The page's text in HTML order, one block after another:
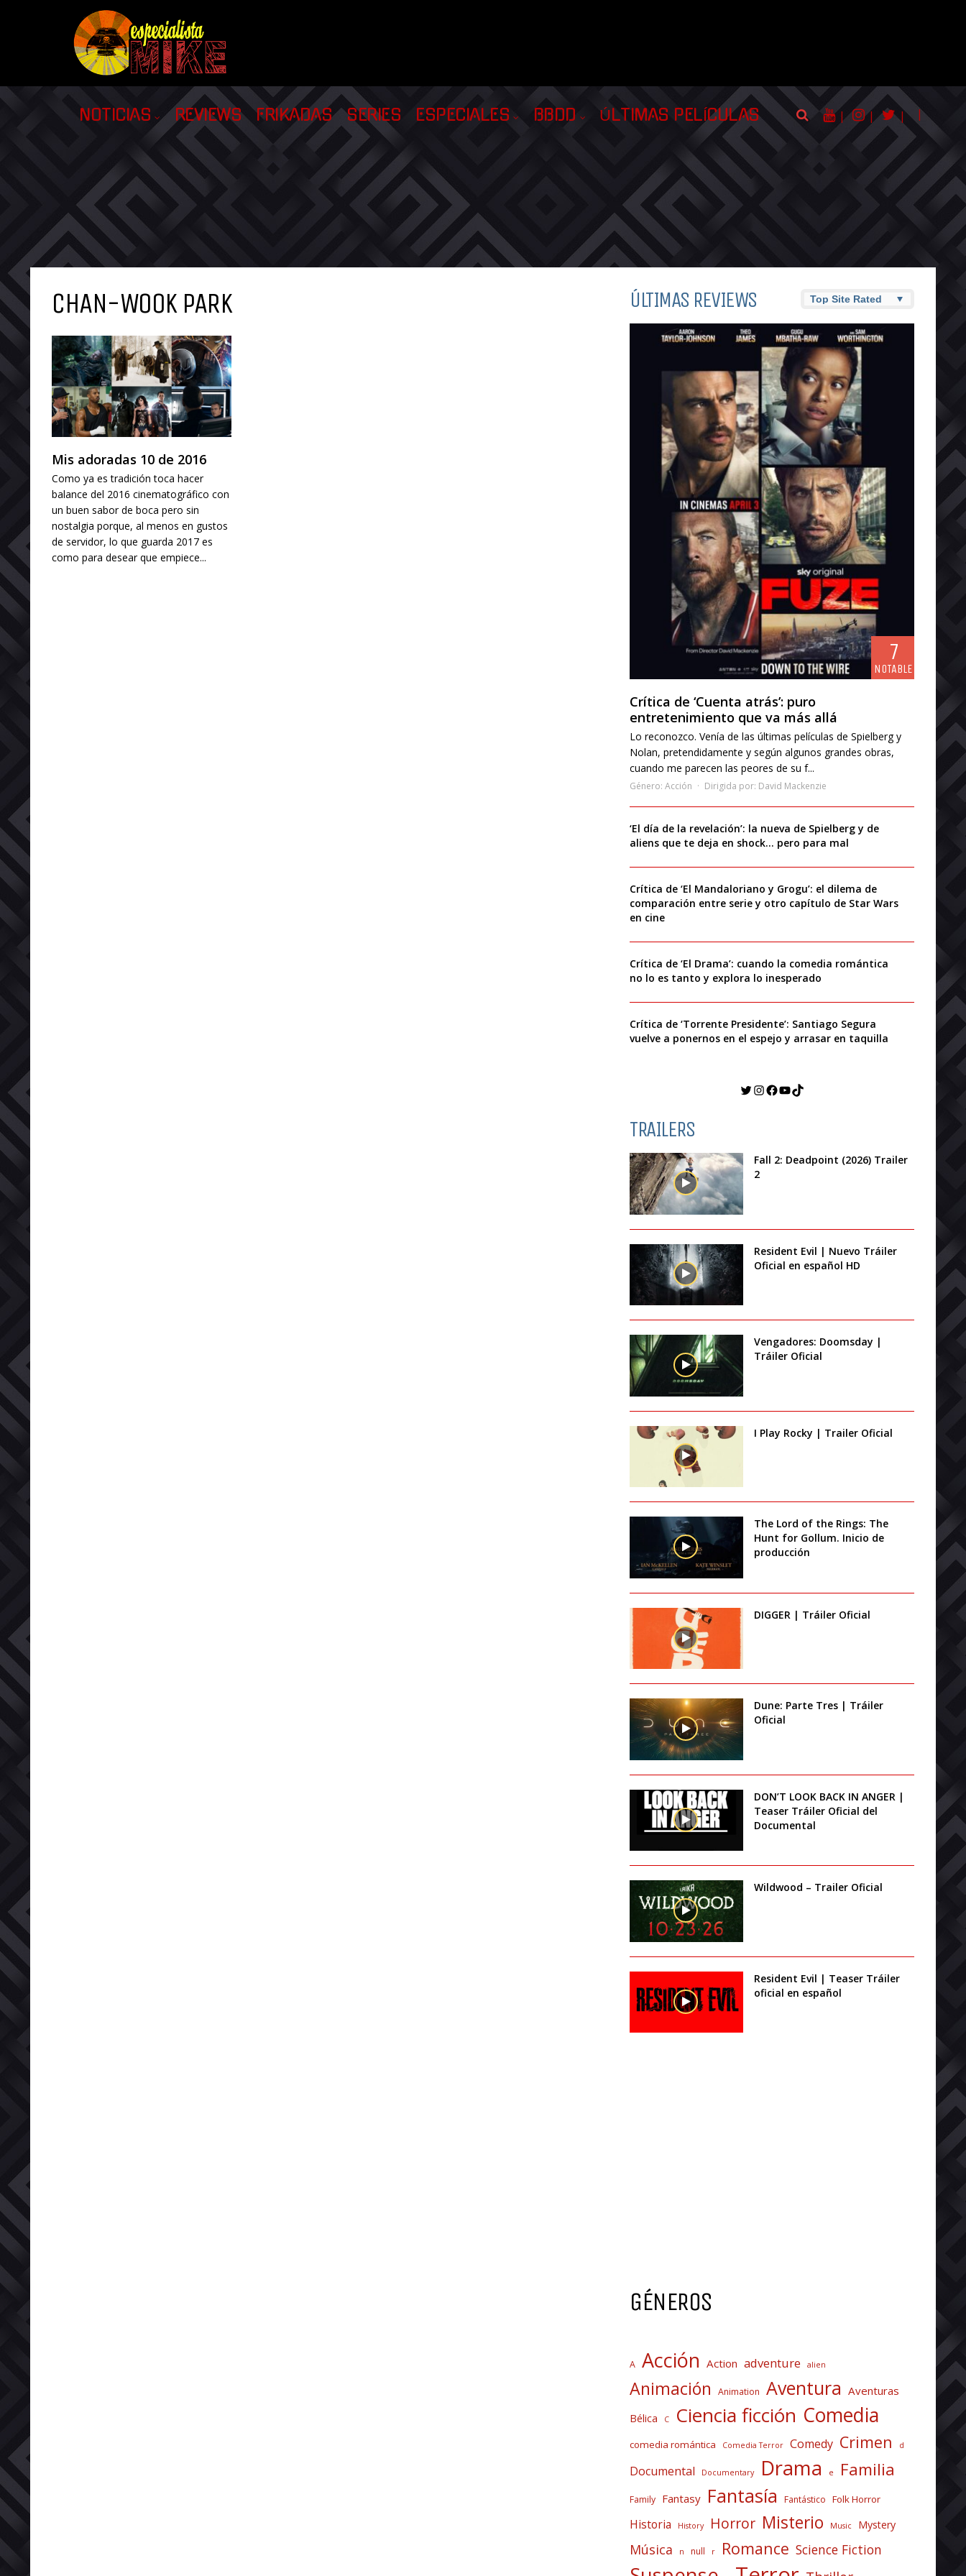
NOTICIAS REVIEWS FRIKADAS SERIES ESPECIALES BBDD ÚLTIMAS PELÍCULAS | | | |
CHAN-WOOK PARK
Mis adoradas 10 de 2016
Como ya es tradición toca hacer
balance del 2016 cinematográfico con
un buen sabor de boca pero sin
nostalgia porque, al menos en gustos
de servidor, lo que guarda 2017 es
como para desear que empiece...
ÚLTIMAS REVIEWS
7
NOTABLE
Crítica de ‘Cuenta atrás’: puro
entretenimiento que va más allá
Lo reconozco. Venía de las últimas películas de Spielberg y
Nolan, pretendidamente y según algunos grandes obras,
cuando me parecen las peores de su f...
Género: Acción Dirigida por: David Mackenzie
‘El día de la revelación’: la nueva de Spielberg y de
aliens que te deja en shock… pero para mal
Crítica de ‘El Mandaloriano y Grogu’: el dilema de
comparación entre serie y otro capítulo de Star Wars
en cine
Crítica de ‘El Drama’: cuando la comedia romántica
no lo es tanto y explora lo inesperado
Crítica de ‘Torrente Presidente’: Santiago Segura
vuelve a ponernos en el espejo y arrasar en taquilla
Twitter
Instagram
Facebook
YouTube
TikTok
TRAILERS
Fall 2: Deadpoint (2026) Trailer
2
Resident Evil | Nuevo Tráiler
Oficial en español HD
Vengadores: Doomsday |
Tráiler Oficial
I Play Rocky | Trailer Oficial
The Lord of the Rings: The
Hunt for Gollum. Inicio de
producción
DIGGER | Tráiler Oficial
Dune: Parte Tres | Tráiler
Oficial
DON’T LOOK BACK IN ANGER |
Teaser Tráiler Oficial del
Documental
Wildwood – Trailer Oficial
Resident Evil | Teaser Tráiler
oficial en español
GÉNEROS
A Acción Action adventure alien
Animación Animation Aventura Aventuras
Bélica C Ciencia ficción Comedia
comedia romántica Comedia Terror Comedy Crimen d
Documental Documentary Drama e Familia
Family Fantasy Fantasía Fantástico Folk Horror
Historia History Horror Misterio Music Mystery
Música n null r Romance Science Fiction